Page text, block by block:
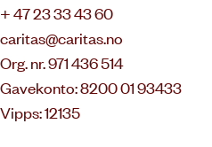
+ 47 23 33 43 60
caritas@caritas.no
Org. nr. 971 436 514
Gavekonto: 8200 01 93433
Vipps: 12135